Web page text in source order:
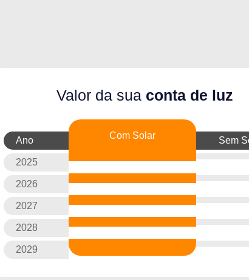
Valor da sua conta de luz
Ano Com Solar Sem
2025
2026
2027
2028
2029